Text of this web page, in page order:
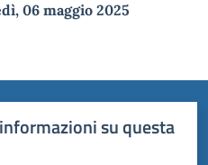
06 maggio 2025
su questa